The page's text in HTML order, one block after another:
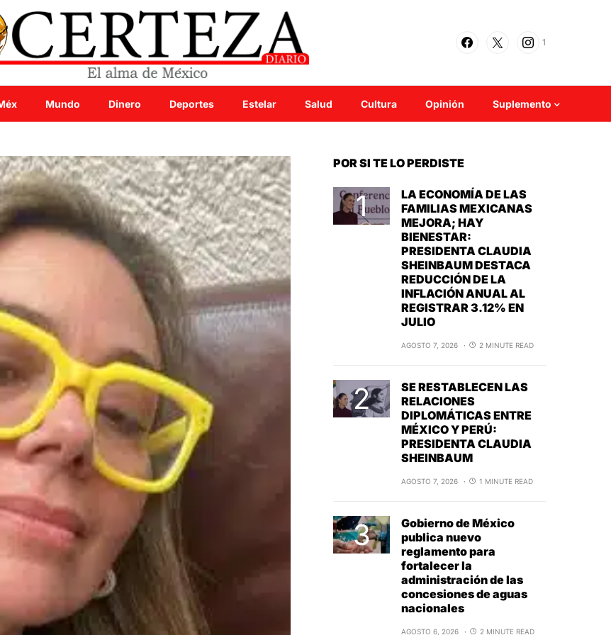
1
Mundo Dinero Deportes Estelar Salud Cultura Opinión Suplemento
POR SI TE LO PERDISTE
LA ECONOMÍA DE LAS
FAMILIAS MEXICANAS
MEJORA; HAY
BIENESTAR:
PRESIDENTA CLAUDIA
SHEINBAUM DESTACA
REDUCCIÓN DE LA
INFLACIÓN ANUAL AL
REGISTRAR 3.12% EN
JULIO
AGOSTO 7, 2026 2 MINUTE READ
SE RESTABLECEN LAS
RELACIONES
DIPLOMÁTICAS ENTRE
MÉXICO Y PERÚ:
PRESIDENTA CLAUDIA
SHEINBAUM
AGOSTO 7, 2026 1 MINUTE READ
Gobierno de México
publica nuevo
reglamento para
fortalecer la
administración de las
concesiones de aguas
nacionales
AGOSTO 6, 2026 2 MINUTE READ